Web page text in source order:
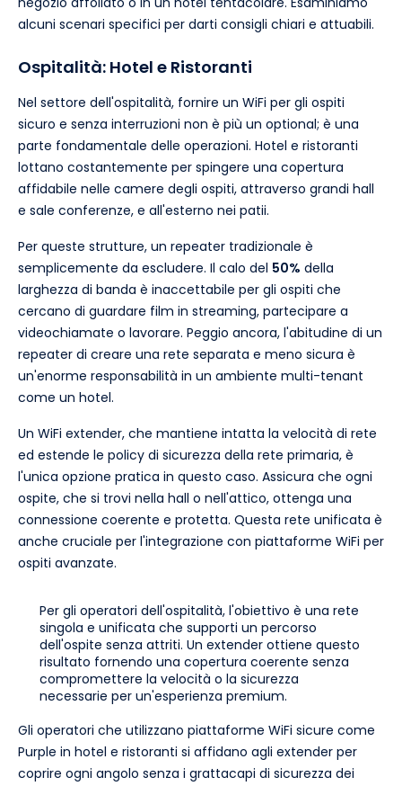
alcuni scenari specifici per darti consigli chiari e attuabili.
Ospitalità: Hotel e Ristoranti
Nel settore dell'ospitalità, fornire un WiFi per gli ospiti
sicuro e senza interruzioni non è più un optional; è una
parte fondamentale delle operazioni. Hotel e ristoranti
lottano costantemente per spingere una copertura
affidabile nelle camere degli ospiti, attraverso grandi hall
e sale conferenze, e all'esterno nei patii.
Per queste strutture, un repeater tradizionale è
semplicemente da escludere. Il calo del 50% della
larghezza di banda è inaccettabile per gli ospiti che
cercano di guardare film in streaming, partecipare a
videochiamate o lavorare. Peggio ancora, l'abitudine di un
repeater di creare una rete separata e meno sicura è
un'enorme responsabilità in un ambiente multi-tenant
come un hotel.
Un WiFi extender, che mantiene intatta la velocità di rete
ed estende le policy di sicurezza della rete primaria, è
l'unica opzione pratica in questo caso. Assicura che ogni
ospite, che si trovi nella hall o nell'attico, ottenga una
connessione coerente e protetta. Questa rete unificata è
anche cruciale per l'integrazione con piattaforme WiFi per
ospiti avanzate.
Per gli operatori dell'ospitalità, l'obiettivo è una rete
singola e unificata che supporti un percorso
dell'ospite senza attriti. Un extender ottiene questo
risultato fornendo una copertura coerente senza
compromettere la velocità o la sicurezza
necessarie per un'esperienza premium.
Gli operatori che utilizzano piattaforme WiFi sicure come
Purple in hotel e ristoranti si affidano agli extender per
coprire ogni angolo senza i grattacapi di sicurezza dei